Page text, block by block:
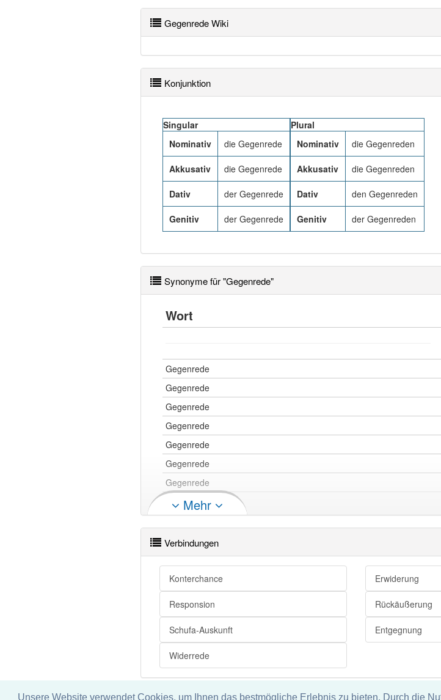
Unsere Website verwendet Cookies, um Ihnen das bestmögliche Erlebnis zu bieten. Durch die
95% unserer Spielapp-Nutzer haben den Artikel korrekt erraten.
Gegenrede Wiki
Konjunktion
Singular
Nominativ
die Gegenrede
Akkusativ die Gegenrede
Dativ der Gegenrede
Genitiv der Gegenrede
Plural
Nominativ
die Gegenreden
Akkusativ die Gegenreden
Dativ den Gegenreden
Genitiv der Gegenreden
Synonyme für "Gegenrede"
Wort
Gegenrede
Gegenrede
Gegenrede
Gegenrede
Gegenrede
Gegenrede
Gegenrede
Gegenrede
Gegenrede
Gegenrede
Gegenrede
Gegenrede openthesaurus
Mehr
Verbindungen
Konterchance Erwiderung
Responsion Rückäußerung
Schufa-Auskunft Entgegnung
Widerrede